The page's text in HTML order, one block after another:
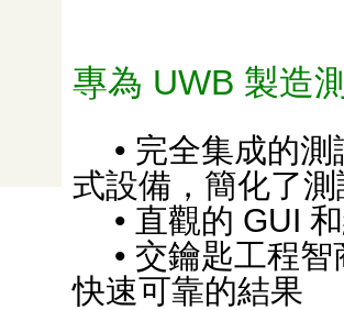
專為 UWB 製造
• 完全集成的測
式設備，簡化了
• 直觀的 GUI
• 交鑰匙工程智
快速可靠的結果